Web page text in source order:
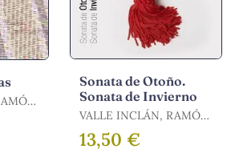
Sonata de Otoño.
Sonata de Invierno
VALLE INCLÁN, RAMÓN
MARÍA DEL
13,50 €